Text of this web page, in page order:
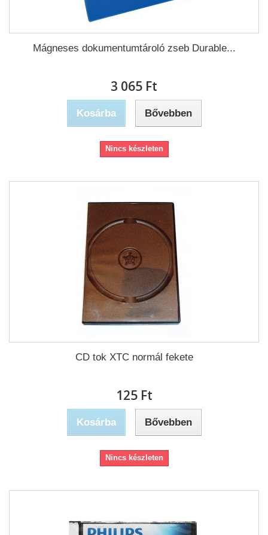
Mágneses dokumentumtároló zseb Durable...
3 065 Ft‎
Kosárba Bővebben
Nincs készleten
CD tok XTC normál fekete
125 Ft‎
Kosárba Bővebben
Nincs készleten